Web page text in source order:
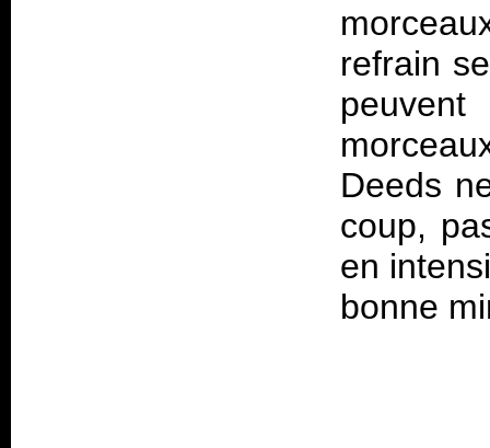
refrain
Deeds
coup,
en